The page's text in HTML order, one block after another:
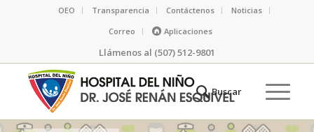
OEO Transparencia Contáctenos
Noticias
Correo
Aplicaciones
Llámenos al (507) 512-9801